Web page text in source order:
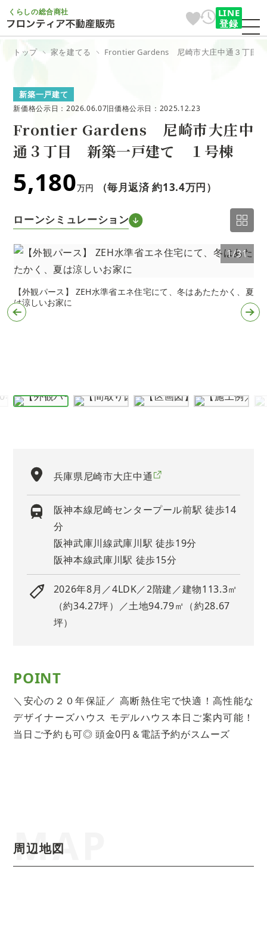
くらしの総合商社
LINE
登録
トップ 家を建てる Frontier Gardens 尼崎市大庄中通３丁目
新築一戸建て
新価格公示日：2026.06.07旧価格公示日：2025.12.23
Frontier Gardens 尼崎市大庄中
通３丁目 新築一戸建て １号棟
5,180万円 （毎月返済 約13.4万円）
ローンシミュレーション
1/31
【外観パース】 ZEH水準省エネ住宅にて、冬はあたたかく、夏
は涼しいお家に
兵庫県尼崎市大庄中通
阪神本線尼崎センタープール前駅 徒歩14
分
阪神武庫川線武庫川駅 徒歩19分
阪神本線武庫川駅 徒歩15分
2026年8月／4LDK／2階建／建物113.3㎡
（約34.27坪）／土地94.79㎡（約28.67
坪）
POINT
＼安心の２０年保証／ 高断熱住宅で快適！高性能な
デザイナーズハウス モデルハウス本日ご案内可能！
当日ご予約も可◎ 頭金0円＆電話予約がスムーズ
MAP
周辺地図